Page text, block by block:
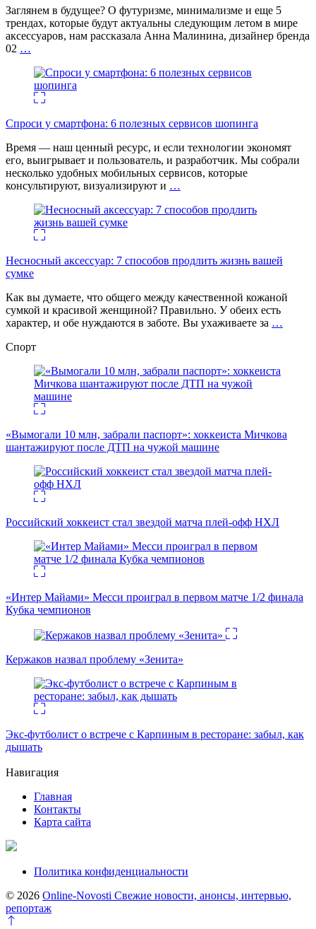
Заглянем в будущее? О футуризме, минимализме и еще 5
трендах, которые будут актуальны следующим летом в мире
аксессуаров, нам рассказала Анна Малинина, дизайнер бренда
02 …
Спроси у смартфона: 6 полезных cервисов шопинга
Время — наш ценный ресурс, и если технологии экономят
его, выигрывает и пользователь, и разработчик. Мы собрали
несколько удобных мобильных сервисов, которые
консультируют, визуализируют и …
Несносный аксессуар: 7 способов продлить жизнь вашей
сумке
Как вы думаете, что общего между качественной кожаной
сумкой и красивой женщиной? Правильно. У обеих есть
характер, и обе нуждаются в заботе. Вы ухаживаете за …
Спорт
«Вымогали 10 млн, забрали паспорт»: хоккеиста Мичкова
шантажируют после ДТП на чужой машине
Российский хоккеист стал звездой матча плей-офф НХЛ
«Интер Майами» Месси проиграл в первом матче 1/2 финала
Кубка чемпионов
Кержаков назвал проблему «Зенита»
Экс-футболист о встрече с Карпиным в ресторане: забыл, как
дышать
Навигация
Главная
Контакты
Карта сайта
Политика конфиденциальности
© 2026 Online-Novosti Свежие новости, анонсы, интервью,
репортаж
Перейти